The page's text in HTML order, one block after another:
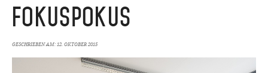
Fokuspokus
GESCHRIEBEN AM: 12. OKTOBER 2015